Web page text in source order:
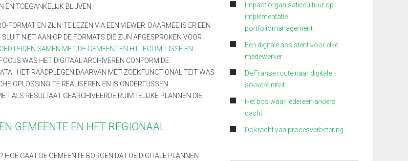
EN TOEGANKELIJK BLIJVEN.
EN ZIJN TE LEZEN VIA EEN VIEWER. DAARMEE IS ER EEN
NIET AAN OP DE FORMATS DIE ZIJN AFGESPROKEN VOOR
LEIDEN SAMEN MET DE GEMEENTEN HILLEGOM, LISSE EN
WAS HET DIGITAAL ARCHIVEREN CONFORM DE
HET RAADPLEGEN DAARVAN MET ZOEKFUNCTIONALITEIT WAS
OPLOSSING TE REALISEREN EN IS ONDERTUSSEN
ALS RESULTAAT GEARCHIVEERDE RUIMTELIJKE PLANNEN DIE
GEMEENTE EN HET REGIONAAL
GAAT DE GEMEENTE BORGEN DAT DE DIGITALE PLANNEN
Impact organisatiecultuur op
implementatie
portfoliomanagement
Een digitale assistent voor elke
medewerker
De Franse route naar digitale
soevereiniteit
Het bos waar iedereen anders
dacht
De kracht van procesverbetering